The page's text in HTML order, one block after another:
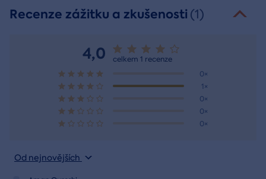
Recenze zážitku a zkušenosti (1)
4,0
celkem 1 recenze
0×
1×
0×
0×
0×
Od nejnovějších